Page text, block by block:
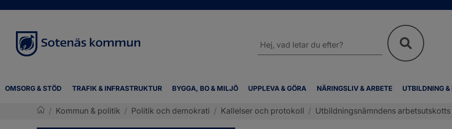
OMSORG & STÖD TRAFIK & INFRASTRUKTUR BYGGA, BO & MILJÖ UPPLEVA & GÖRA NÄRINGSLIV & ARBETE UTBILDNING &
webbplatsen
/ Kommun & politik / Politik och demokrati / Kallelser och protokoll / Utbildningsnämndens